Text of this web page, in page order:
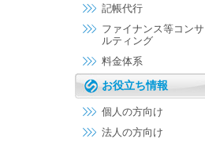
記帳代行
ファイナンス等コンサ
ルティング
料金体系
お役立ち情報
個人の方向け
法人の方向け